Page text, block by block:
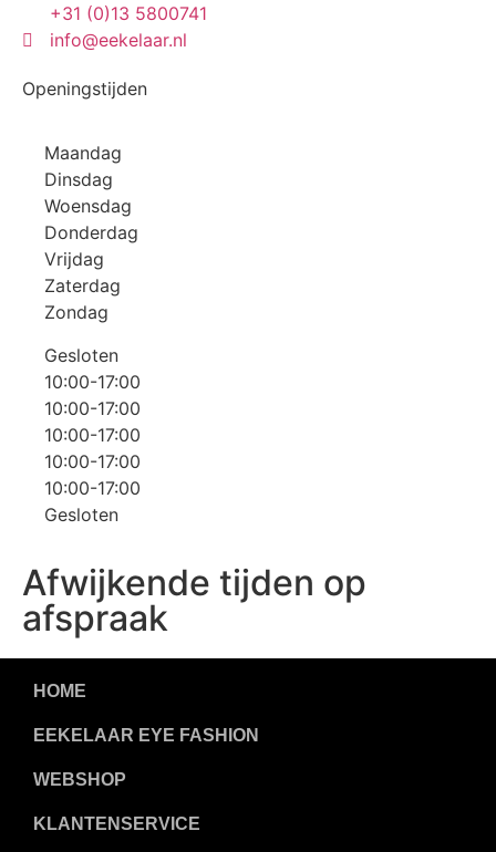
+31 (0)13 5800741
info@eekelaar.nl
Openingstijden
Maandag
Dinsdag
Woensdag
Donderdag
Vrijdag
Zaterdag
Zondag
Gesloten
10:00-17:00
10:00-17:00
10:00-17:00
10:00-17:00
10:00-17:00
Gesloten
Afwijkende tijden op
afspraak
HOME
EEKELAAR EYE FASHION
WEBSHOP
KLANTENSERVICE